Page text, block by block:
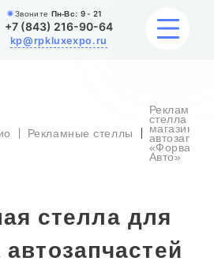
Звоните Пн-Вс: 9 - 21
+7 (843) 216-90-64
kp@rpkluxexpo.ru
Рекламные стеллы
Рекламная
стелла для
магазина
«Форвард
Авто»
стелла для
автозапчастей